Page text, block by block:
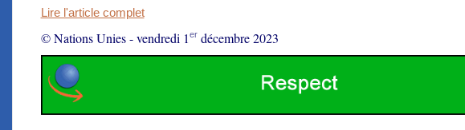
Lire l'article complet
© Nations Unies-vendredi 1 erdécembre 2023